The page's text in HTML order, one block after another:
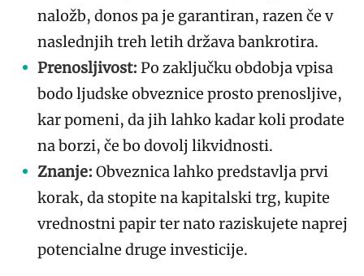
naložb, donos pa je garantiran, razen če v
naslednjih treh letih država bankrotira.
Prenosljivost: Po zaključku obdobja vpisa
bodo ljudske obveznice prosto prenosljive,
kar pomeni, da jih lahko kadar koli prodate
na borzi, če bo dovolj likvidnosti.
Znanje: Obveznica lahko predstavlja prvi
korak, da stopite na kapitalski trg, kupite
vrednostni papir ter nato raziskujete naprej
potencialne druge investicije.